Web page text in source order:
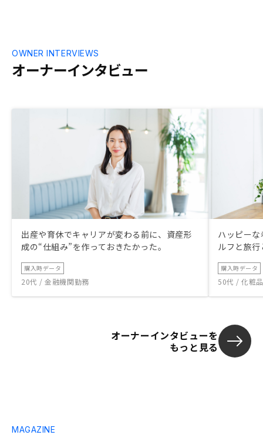
オーナーインタビュー
OWNER INTERVIEWS
出産や育休でキャリアが変わる前に、資産形
成の“仕組み”を作っておきたかった。
購入時データ
20代 / 金融機関勤務
ハッピー
ルフと旅
購入時データ
50代 / 化粧
オーナーインタビューを
もっと見る
MAGAZINE